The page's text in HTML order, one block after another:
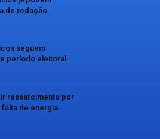
de redação
seguem
período eleitoral
ressarcimento por
de energia